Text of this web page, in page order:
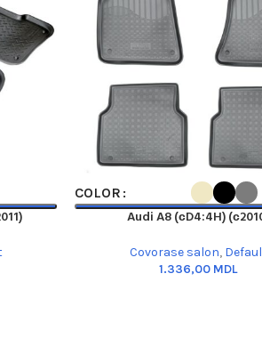
SELECT OPTIONS
COLOR
Audi A8 (сD4:4H)
Covorase salon,
MDL